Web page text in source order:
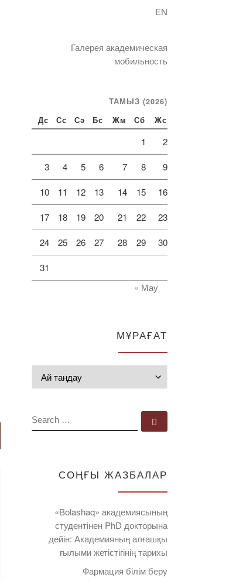
алкоголизмнің
және темекі
шегудің алдын
алу бойынша
EN
Галерея академическая
мобильность
ТАМЫЗ (2026)
Дс Сс Сә Бс Жм Сб Жс
1 2
3 4 5 6 7 8 9
10 11 12 13 14 15 16
17 18 19 20 21 22 23
24 25 26 27 28 29 30
31
« Мау
МҰРАҒАТ
SEARCH
СОҢҒЫ ЖАЗБАЛАР
«Bolashaq» академиясының
студентінен PhD докторына
дейін: Академияның алғашқы
ғылыми жетістігінің тарихы
Фармация білім беру